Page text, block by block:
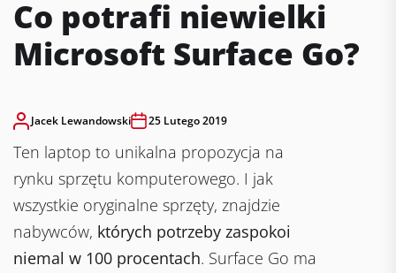
Co potrafi niewielki
Microsoft Surface Go?
Jacek Lewandowski 25 Lutego 2019
Ten laptop to unikalna propozycja na
rynku sprzętu komputerowego. I jak
wszystkie oryginalne sprzęty, znajdzie
nabywców, których potrzeby zaspokoi
niemal w 100 procentach. Surface Go ma